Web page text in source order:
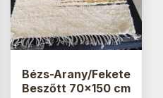
Bézs-Arany/Fekete
Beszőtt 70×150 cm